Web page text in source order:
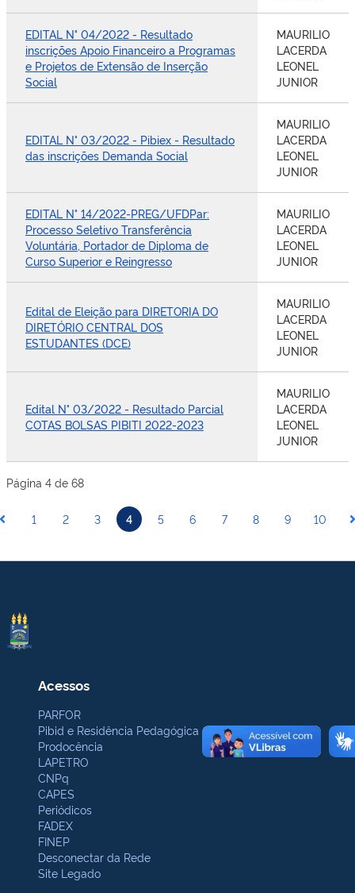
EDITAL N° 04/2022 - Resultado
inscrições Apoio Financeiro a Programas
e Projetos de Extensão de Inserção
Social
MAURILIO
LACERDA
LEONEL
JUNIOR
EDITAL N° 03/2022 - Pibiex - Resultado
das inscrições Demanda Social
MAURILIO
LACERDA
LEONEL
JUNIOR
EDITAL N° 14/2022-PREG/UFDPar:
Processo Seletivo Transferência
Voluntária, Portador de Diploma de
Curso Superior e Reingresso
MAURILIO
LACERDA
LEONEL
JUNIOR
Edital de Eleição para DIRETORIA DO
DIRETÓRIO CENTRAL DOS
ESTUDANTES (DCE)
MAURILIO
LACERDA
LEONEL
JUNIOR
Edital N° 03/2022 - Resultado Parcial
COTAS BOLSAS PIBITI 2022-2023
MAURILIO
LACERDA
LEONEL
JUNIOR
Página 4 de 68
1 2 3 4 5 6 7 8 9 10
Acessos
PARFOR
Pibid e Residência Pedagógica
Prodocência
LAPETRO
CNPq
CAPES
Periódicos
FADEX
FINEP
Desconectar da Rede
Site Legado